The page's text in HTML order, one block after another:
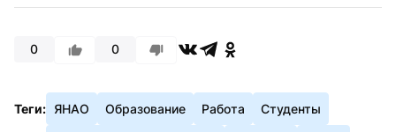
0 0
Теги: ЯНАО Образование Работа Студенты